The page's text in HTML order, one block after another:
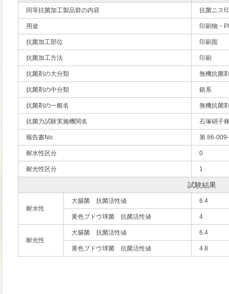
同等抗菌加工製品群の内容 抗菌ニス
用途 印刷物・
抗菌加工部位 印刷面
抗菌加工方法 印刷
抗菌剤の大分類 無機抗菌
抗菌剤の中分類 銀系
抗菌剤の一般名 無機抗菌
抗菌力試験実施機関名 石塚硝子
報告書No. 第 86-
耐水性区分 0
耐光性区分 1
試験結果
耐水性
大腸菌 抗菌活性値 6.4
黄色ブドウ球菌 抗菌活性値 4
耐光性
大腸菌 抗菌活性値 6.4
黄色ブドウ球菌 抗菌活性値 4.8